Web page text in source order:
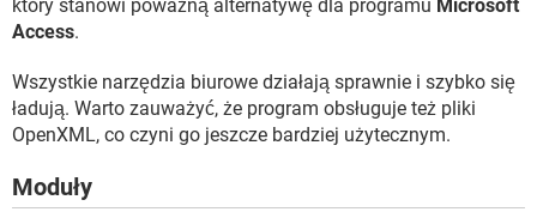
który stanowi poważną alternatywę dla programu Microsoft
Access.
Wszystkie narzędzia biurowe działają sprawnie i szybko się
ładują. Warto zauważyć, że program obsługuje też pliki
OpenXML, co czyni go jeszcze bardziej użytecznym.
Moduły